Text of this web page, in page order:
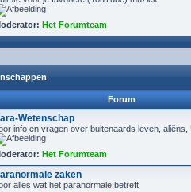
Het Forumteam
Forum
Wetenschap
info en vragen over buitenaards leven, aliëns,
Het Forumteam
zaken
alles wat het paranormale betreft